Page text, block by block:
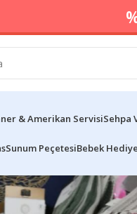
& Amerikan ServisiSehpa
Sunum PeçetesiBebek